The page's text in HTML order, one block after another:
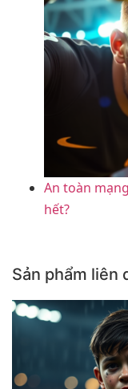
An toàn
hết?
Sản phẩm liên